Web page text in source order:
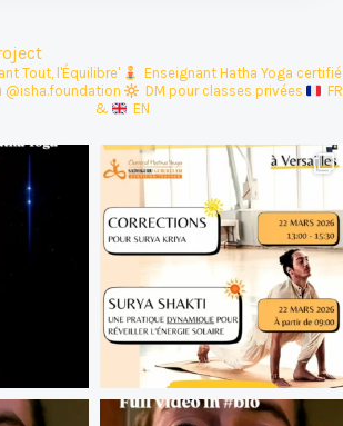
Tout, l'Équilibre'
‍ Enseignant Hatha Yoga certifié
@isha.foundation
DM pour classes privées
FR
&
EN